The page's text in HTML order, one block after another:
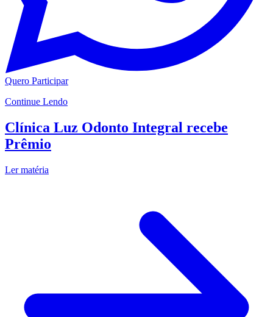
Quero Participar
Continue Lendo
Clínica Luz Odonto Integral recebe
Prêmio
Ler matéria